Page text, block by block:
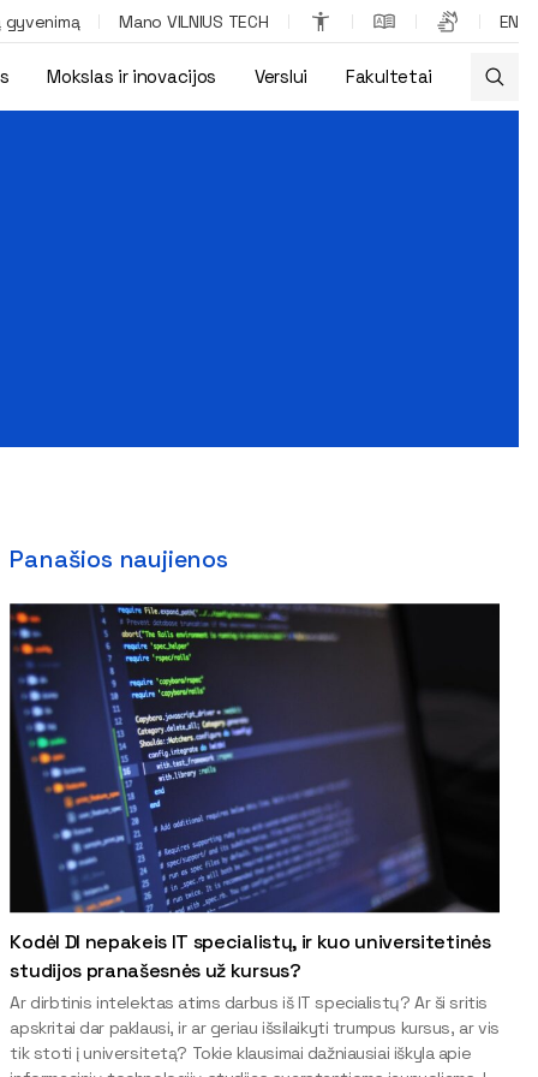
gyvenimą Mano VILNIUS TECH EN
Mokslas ir inovacijos Verslui Fakultetai
Panašios naujienos
Kodėl DI nepakeis IT specialistų, ir kuo universitetinės
studijos pranašesnės už kursus?
Ar dirbtinis intelektas atims darbus iš IT specialistų? Ar ši sritis
apskritai dar paklausi, ir ar geriau išsilaikyti trumpus kursus, ar vis
tik stoti į universitetą? Tokie klausimai dažniausiai iškyla apie